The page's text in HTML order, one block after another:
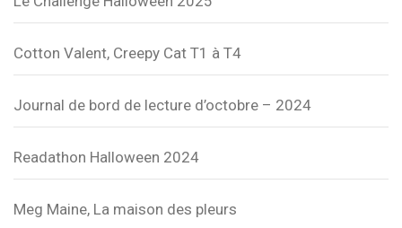
Cotton Valent, Creepy Cat T1 à T4
Journal de bord de lecture d’octobre – 2024
Readathon Halloween 2024
Meg Maine, La maison des pleurs